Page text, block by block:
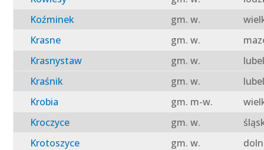
Koźminek
gm. w.
Krasne
gm. w.
Krasnystaw
gm. w.
Kraśnik
gm. w.
Krobia
gm. m-w.
Kroczyce
gm. w.
Krotoszyce
gm. w.